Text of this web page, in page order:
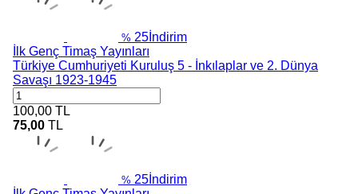
% 25 İndirim
İlk Genç Timaş Yayınları
Türkiye Cumhuriyeti Kuruluş 5 - İnkılaplar ve 2. Dünya
Savaşı 1923-1945
100,00 TL
75,00 TL
% 25 İndirim